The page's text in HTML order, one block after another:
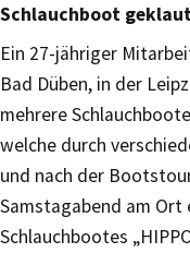
Schlauchboot
Ein 27-jähriger
Bad Düben, in der
mehrere
welche durch
und nach der
Samstagabend am
Schlauchbootes